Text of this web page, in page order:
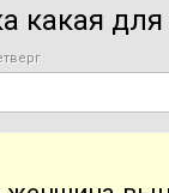
какая